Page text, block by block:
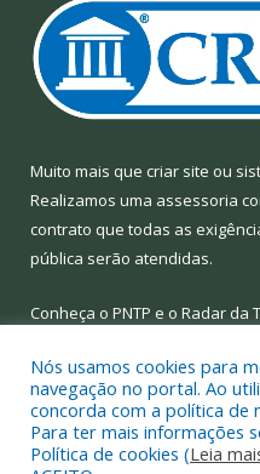
Muito mais que criar site ou
Realizamos uma assessoria
contrato que todas as
pública serão atendidas.
Conheça o PNTP e o Radar da
Todos os direitos reservados
do
Nós usamos cookies para
navegação no portal. Ao
concorda com a política de
Para ter mais informações
Política de cookies (Leia